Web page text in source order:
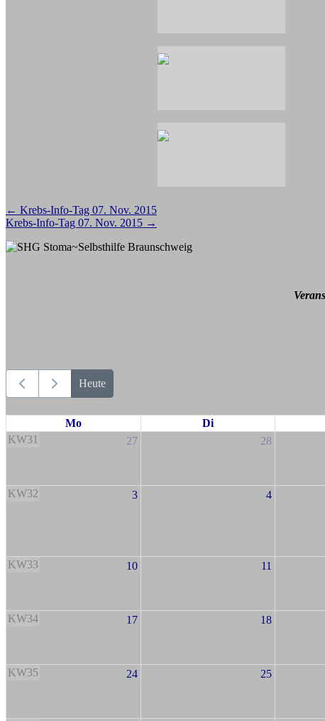
Beitragsnavigation
← Krebs-Info-Tag 07. Nov. 2015
Krebs-Info-Tag 07. Nov. 2015 →
Heute
Mo Di
KW31
27 28
KW32 3 4
KW33 10 11
KW34 17 18
KW35 24 25